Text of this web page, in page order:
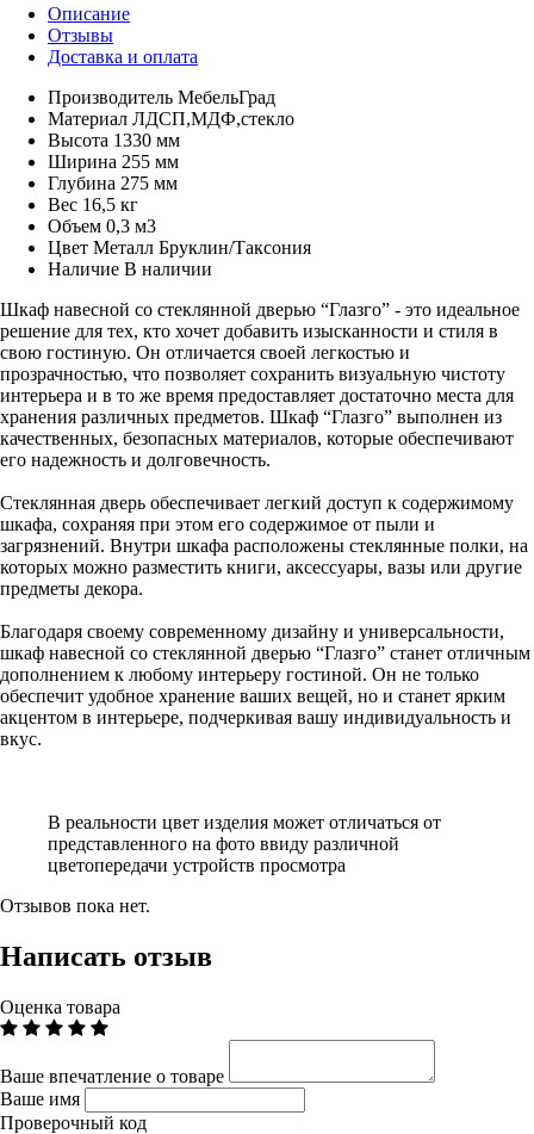
Описание
Отзывы
Доставка и оплата
Производитель МебельГрад
Материал ЛДСП,МДФ,стекло
Высота 1330 мм
Ширина 255 мм
Глубина 275 мм
Вес 16,5 кг
Объем 0,3 м3
Цвет Металл Бруклин/Таксония
Наличие В наличии
Шкаф навесной со стеклянной дверью “Глазго” - это идеальное
решение для тех, кто хочет добавить изысканности и стиля в
свою гостиную. Он отличается своей легкостью и
прозрачностью, что позволяет сохранить визуальную чистоту
интерьера и в то же время предоставляет достаточно места для
хранения различных предметов. Шкаф “Глазго” выполнен из
качественных, безопасных материалов, которые обеспечивают
его надежность и долговечность.
Стеклянная дверь обеспечивает легкий доступ к содержимому
шкафа, сохраняя при этом его содержимое от пыли и
загрязнений. Внутри шкафа расположены стеклянные полки, на
которых можно разместить книги, аксессуары, вазы или другие
предметы декора.
Благодаря своему современному дизайну и универсальности,
шкаф навесной со стеклянной дверью “Глазго” станет отличным
дополнением к любому интерьеру гостиной. Он не только
обеспечит удобное хранение ваших вещей, но и станет ярким
акцентом в интерьере, подчеркивая вашу индивидуальность и
вкус.
В реальности цвет изделия может отличаться от
представленного на фото ввиду различной
цветопередачи устройств просмотра
Отзывов пока нет.
Написать отзыв
Оценка товара
Ваше впечатление о товаре
Ваше имя
Проверочный код